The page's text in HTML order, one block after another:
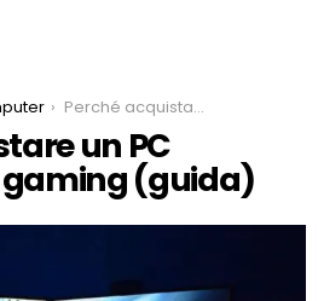
Perché acquistare un PC pensato per il gaming (guida)
un PC
gaming (guida)